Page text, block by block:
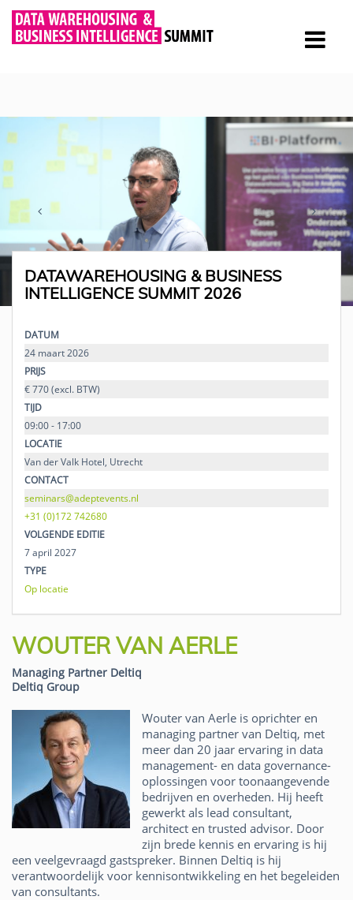
DATAWAREHOUSING & BUSINESS
INTELLIGENCE SUMMIT 2026
DATUM
24 maart 2026
PRIJS
€ 770 (excl. BTW)
TIJD
09:00 - 17:00
LOCATIE
Van der Valk Hotel, Utrecht
CONTACT
seminars@adeptevents.nl
+31 (0)172 742680
VOLGENDE EDITIE
7 april 2027
TYPE
Op locatie
WOUTER VAN AERLE
Managing Partner Deltiq
Deltiq Group
Wouter van Aerle is oprichter en
managing partner van Deltiq, met
meer dan 20 jaar ervaring in data
management- en data governance-
oplossingen voor toonaangevende
bedrijven en overheden. Hij heeft
gewerkt als lead consultant,
architect en trusted advisor. Door
zijn brede kennis en ervaring is hij
een veelgevraagd gastspreker. Binnen Deltiq is hij
verantwoordelijk voor kennisontwikkeling en het begeleiden
van consultants.